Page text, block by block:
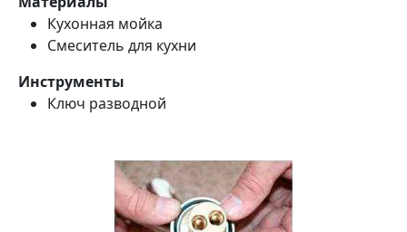
Кухонная мойка
Смеситель для кухни
Инструменты
Ключ разводной